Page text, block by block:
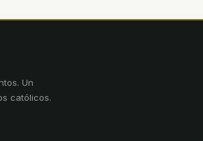
. Un
católicos.